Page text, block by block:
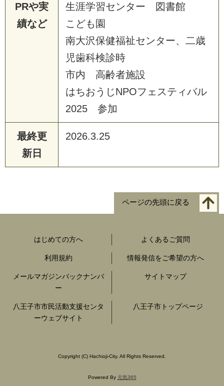
PRや実
績など
生涯学習センター 図書館
こども園
南大沢保健福祉センター、二歳
児歯科検診時
市内 高齢者施設
はちおうじNPOフェスティバル
2025 参加
最終更
新日
2026.3.25
ページの先頭に戻る
はじめての方へ よくあるご質問
利用規約 情報発信をご希望の方へ
メールマガジンバックナンバ
ー
サイトマップ
八王子市市民活動支援センタ
ーウェブサイト
八王子市トップページ
Copyright (C) Hachioji-City. All Rights Reserved.
Powered By 元気365